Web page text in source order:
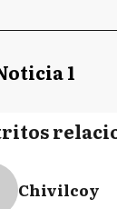
1
Chivilcoy